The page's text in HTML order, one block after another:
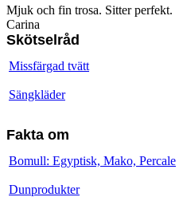
Mjuk och fin trosa. Sitter perfekt.
Carina
Skötselråd
Missfärgad tvätt
Sängkläder
Fakta om
Bomull: Egyptisk, Mako, Percale
Dunprodukter